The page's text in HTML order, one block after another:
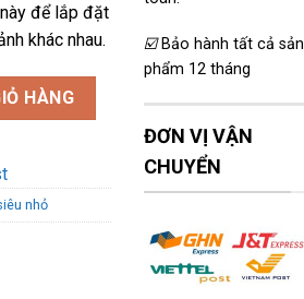
để lắp đặt
khác nhau.
6 mắt hồng ngoại số lượng
HÀNG
nhỏ
☑️ Bảo hành tất cả sản
phẩm 12 tháng
ĐƠN VỊ VẬN
CHUYỂN